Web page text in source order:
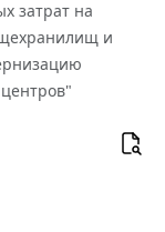
затрат на
и